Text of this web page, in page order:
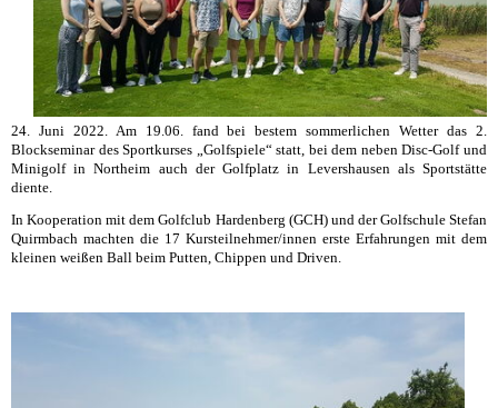
24. Juni 2022. Am 19.06. fand bei bestem sommerlichen Wetter das 2.
Blockseminar des Sportkurses „Golfspiele“ statt, bei dem neben Disc-Golf und
Minigolf in Northeim auch der Golfplatz in Levershausen als Sportstätte
diente.
In Kooperation mit dem Golfclub Hardenberg (GCH) und der Golfschule Stefan
Quirmbach machten die 17 Kursteilnehmer/innen erste Erfahrungen mit dem
kleinen weißen Ball beim Putten, Chippen und Driven.